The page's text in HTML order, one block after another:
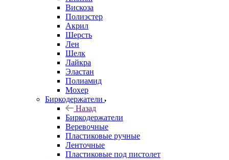
Вискоза
Полиэстер
Акрил
Шерсть
Лен
Шелк
Лайкра
Эластан
Полиамид
Мохер
Биркодержатели
Назад
Биркодержатели
Веревочные
Пластиковые ручные
Ленточные
Пластиковые под пистолет